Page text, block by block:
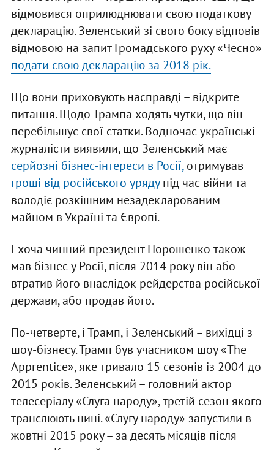
відмовився оприлюднювати свою податкову
декларацію. Зеленський зі свого боку відповів
відмовою на запит Громадського руху «Чесно»
подати свою декларацію за 2018 рік.
Що вони приховують насправді – відкрите
питання. Щодо Трампа ходять чутки, що він
перебільшує свої статки. Водночас українські
журналісти виявили, що Зеленський має
серйозні бізнес-інтереси в Росії,отримував
гроші від російського урядупід час війни та
володіє розкішним незадекларованим
майном в Україні та Європі.
І хоча чинний президент Порошенко також
мав бізнес у Росії, після 2014 року він або
втратив його внаслідок рейдерства російської
держави, або продав його.
По-четверте, і Трамп, і Зеленський – вихідці з
шоу-бізнесу. Трамп був учасником шоу «The
Apprentice», яке тривало 15 сезонів із 2004 до
2015 років. Зеленський – головний актор
телесеріалу «Слуга народу», третій сезон якого
транслюють нині. «Слугу народу» запустили в
жовтні 2015 року – за десять місяців після